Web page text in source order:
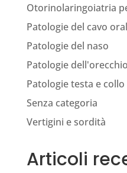
Otorinolaringoiatria
Patologie del cavo
Patologie del naso
Patologie dell'orecchio
Patologie testa e collo
Senza categoria
Vertigini e sordità
Articoli